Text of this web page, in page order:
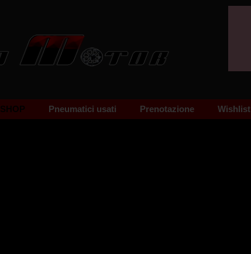
SHOP Pneumatici usati Prenotazione Wishlist